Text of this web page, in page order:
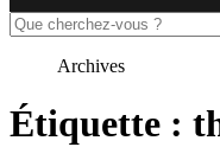
Rechercher
sur
Archives
Étiquette :